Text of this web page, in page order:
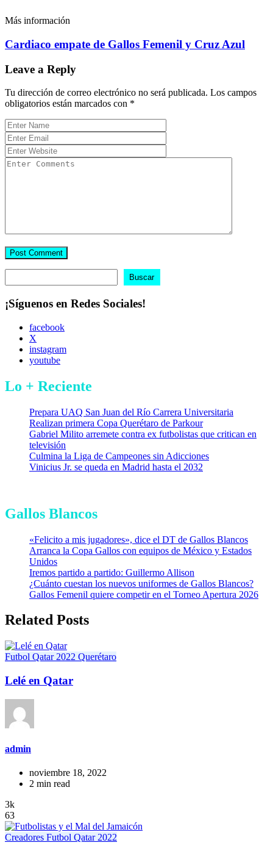
Más información
Cardiaco empate de Gallos Femenil y Cruz Azul
Leave a Reply
Tu dirección de correo electrónico no será publicada. Los campos
obligatorios están marcados con *
Buscar
¡Síguenos en Redes Sociales!
facebook
X
instagram
youtube
Lo + Reciente
Prepara UAQ San Juan del Río Carrera Universitaria
Realizan primera Copa Querétaro de Parkour
Gabriel Milito arremete contra ex futbolistas que critican en
televisión
Culmina la Liga de Campeones sin Adicciones
Vinicius Jr. se queda en Madrid hasta el 2032
Gallos Blancos
«Felicito a mis jugadores», dice el DT de Gallos Blancos
Arranca la Copa Gallos con equipos de México y Estados
Unidos
Iremos partido a partido: Guillermo Allison
¿Cuánto cuestan los nuevos uniformes de Gallos Blancos?
Gallos Femenil quiere competir en el Torneo Apertura 2026
Related Posts
Futbol Qatar 2022 Querétaro
Lelé en Qatar
admin
noviembre 18, 2022
2 min read
3k
63
Creadores Futbol Qatar 2022